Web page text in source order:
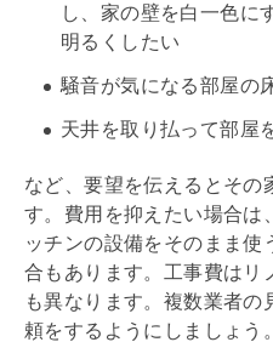
し、家の壁を白一色に
明るくしたい
騒音が気になる部屋の
天井を取り払って部屋
など、要望を伝えるとその
す。費用を抑えたい場合は
ッチンの設備をそのまま使
合もあります。工事費は リ
も異なります。複数業者の
頼をするようにしましょう。